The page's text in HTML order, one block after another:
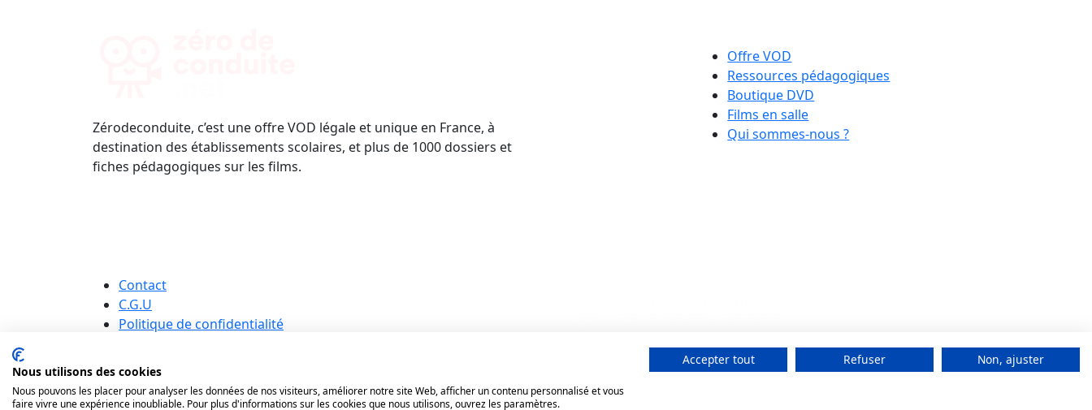
Zérodeconduite, c’est une offre VOD légale et unique en France, à
destination des établissements scolaires, et plus de 1000 dossiers et
fiches pédagogiques sur les films.
Offre VOD
Ressources pédagogiques
Boutique DVD
Films en salle
Qui sommes-nous ?
Contact
C.G.U
Politique de confidentialité
Nous utilisons des cookies
Nous pouvons les placer pour analyser les données de nos visiteurs, améliorer notre site Web, afficher un contenu personnalisé et vous
faire vivre une expérience inoubliable. Pour plus d'informations sur les cookies que nous utilisons, ouvrez les paramètres.
Accepter tout Refuser Non, ajuster